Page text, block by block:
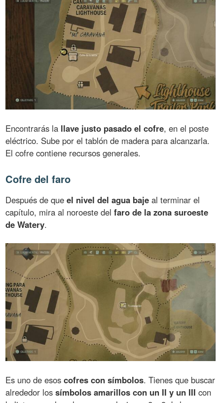
Encontrarás la llave justo pasado el cofre, en el poste
eléctrico. Sube por el tablón de madera para alcanzarla.
El cofre contiene recursos generales.
Cofre del faro
Después de queel nivel del agua baje al terminar el
capítulo, mira al noroeste delfaro de la zona suroeste
de Watery.
Es uno de esoscofres con símbolos. Tienes que buscar
alrededor lossímbolos amarillos con un II y un III con